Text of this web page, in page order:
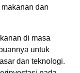
dan
di masa
untuk
dan teknologi.